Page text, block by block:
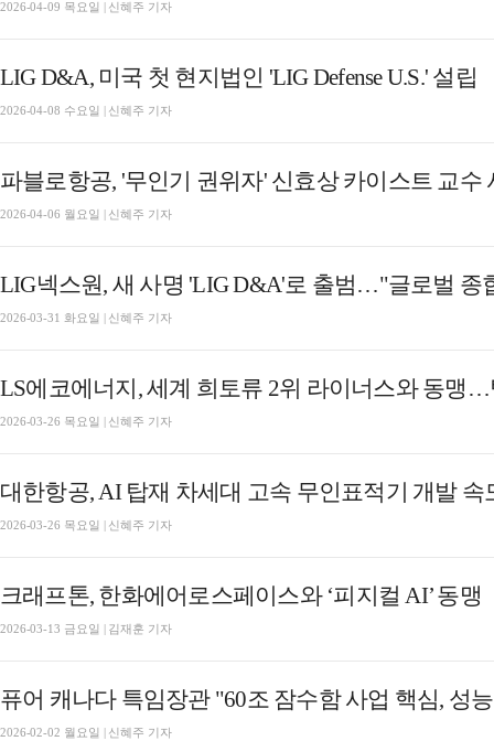
2026-04-09 목요일 | 신혜주 기자
LIG D&A, 미국 첫 현지법인 'LIG Defense U.S.' 설립
2026-04-08 수요일 | 신혜주 기자
파블로항공, '무인기 권위자' 신효상 카이스트 교수
2026-04-06 월요일 | 신혜주 기자
LIG넥스원, 새 사명 'LIG D&A'로 출범…"글로벌 종
2026-03-31 화요일 | 신혜주 기자
LS에코에너지, 세계 희토류 2위 라이너스와 동맹
2026-03-26 목요일 | 신혜주 기자
대한항공, AI 탑재 차세대 고속 무인표적기 개발 속
2026-03-26 목요일 | 신혜주 기자
크래프톤, 한화에어로스페이스와 ‘피지컬 AI’ 동맹
2026-03-13 금요일 | 김재훈 기자
퓨어 캐나다 특임장관 "60조 잠수함 사업 핵심, 성
2026-02-02 월요일 | 신혜주 기자